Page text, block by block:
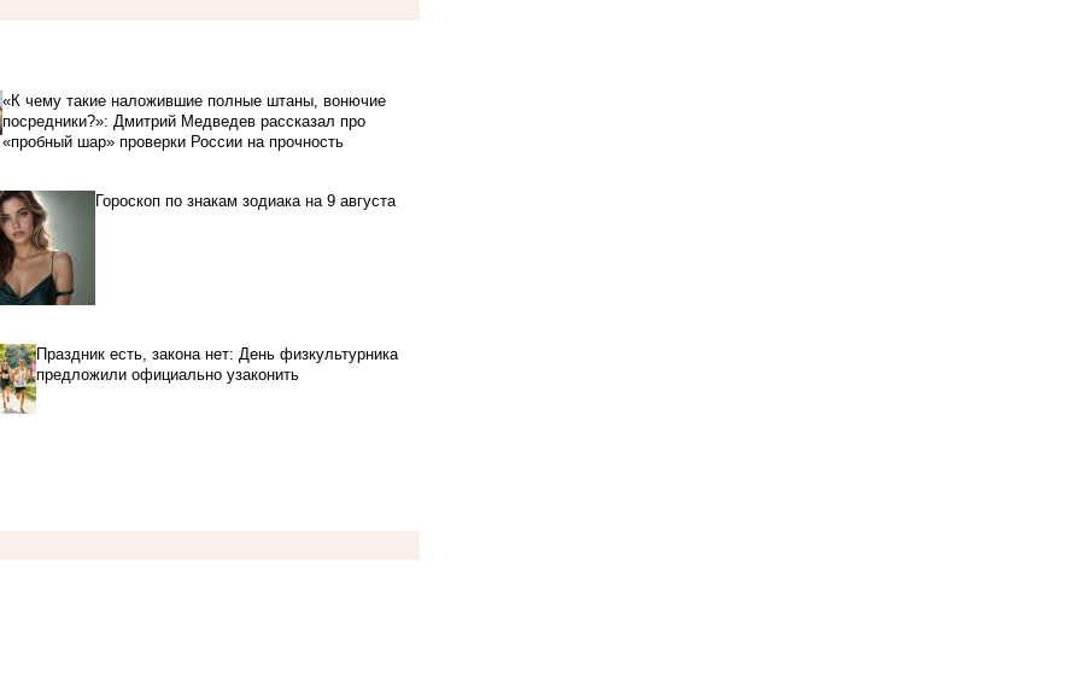
«К чему такие наложившие полные штаны, вонючие
посредники?»: Дмитрий Медведев рассказал про
«пробный шар» проверки России на прочность
Гороскоп по знакам зодиака на 9 августа
Праздник есть, закона нет: День физкультурника
предложили официально узаконить